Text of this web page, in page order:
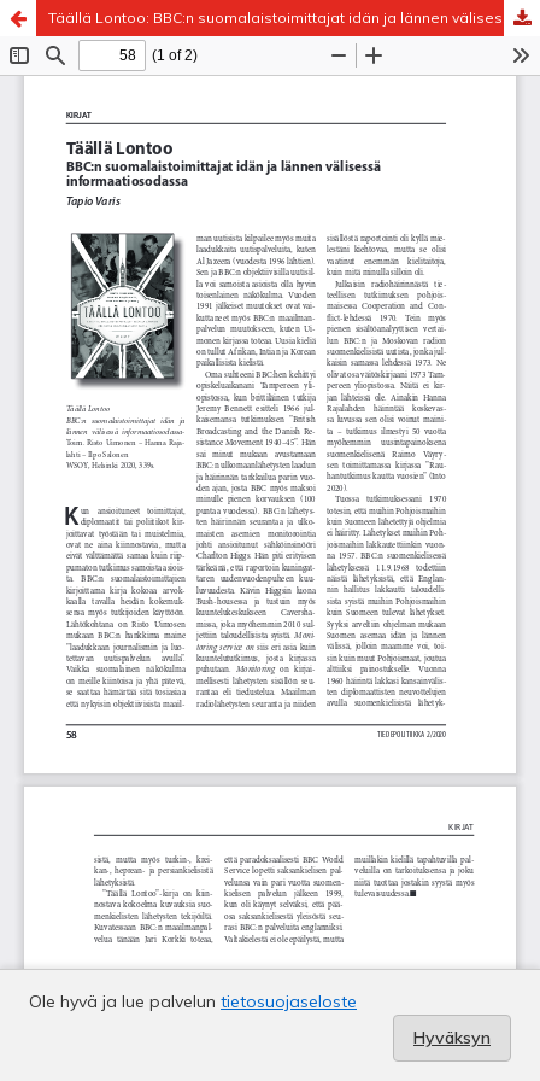
Täällä Lontoo: BBC:n suomalaistoimittajat idän ja lännen välisessä informaatiosodassa
Ole hyvä ja lue palvelun tietosuojaseloste
Hyväksyn
Palvelua ylläpitää